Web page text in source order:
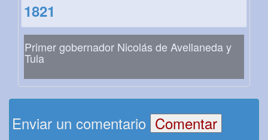
1821
Primer gobernador Nicolás de Avellaneda y
Tula
Enviar un comentario